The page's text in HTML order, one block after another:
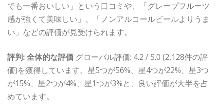
でも一番おいしい」という口コミや、「グレープフルーツ
感が強くて美味しい」、「ノンアルコールビールよりうま
い」などの評価が見受けられます。
評判: 全体的な評価 グローバル評価: 4.2 / 5.0 (2,128件の評
価)を獲得しています。星5つが56%、星4つが22%、星3つ
が15%、星2つが4%、星1つが3%と、良い評価が大半を占
めています。